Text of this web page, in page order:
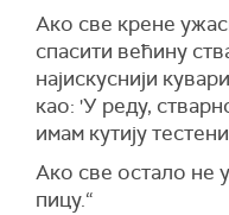
Ако све крене
спасити већину
најискуснији
као: 'У реду,
имам кутију
Ако све остало не
пицу.“